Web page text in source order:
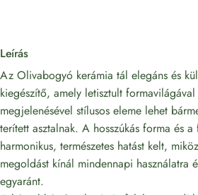
Leírás
Az Olivabogyó kerámia tál elegáns és
kiegészítő, amely letisztult
megjelenésével stílusos eleme lehet
terített asztalnak. A hosszúkás forma és
harmonikus, természetes hatást kelt,
megoldást kínál mindennapi használatra
egyaránt.